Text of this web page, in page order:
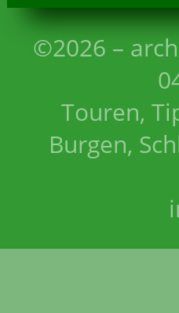
©2026 –
Touren,
Burgen,